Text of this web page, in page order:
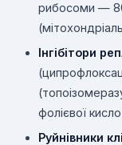
рибосоми —
Інгібітори
фолієвої
Руйнівники